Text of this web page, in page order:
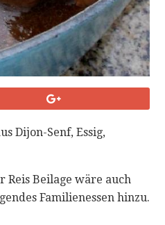
Dijon-Senf, Essig,
Beilage wäre auch
Familienessen hinzu.